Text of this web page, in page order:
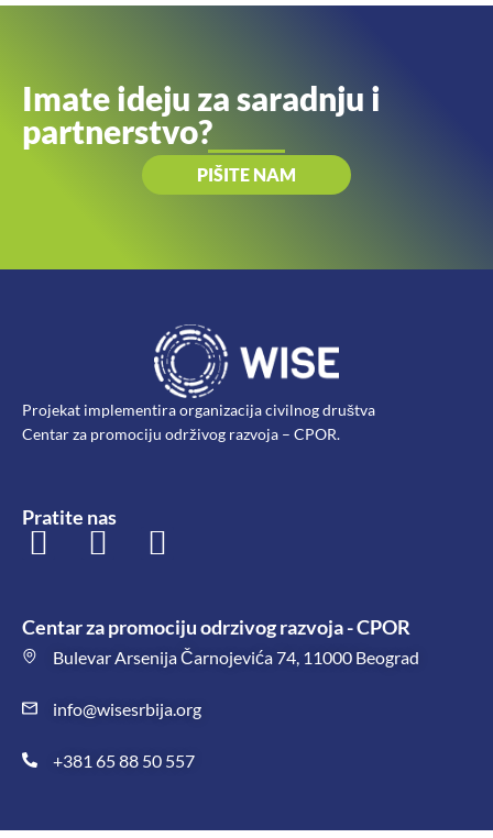
Imate ideju za saradnju i
partnerstvo?
PIŠITE NAM
Projekat implementira organizacija civilnog društva
Centar za promociju održivog razvoja – CPOR.
Pratite nas
Centar za promociju odrzivog razvoja - CPOR
Bulevar Arsenija Čarnojevića 74, 11000 Beograd
info@wisesrbija.org
+381 65 88 50 557